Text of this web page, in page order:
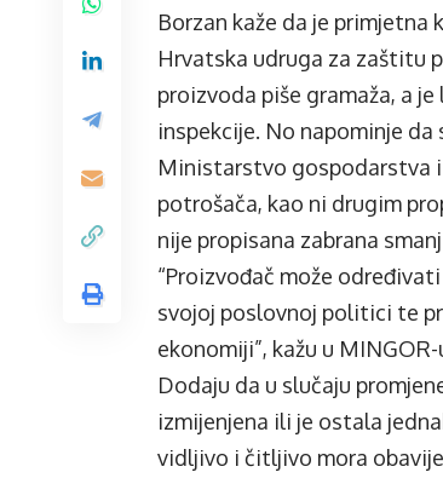
Borzan kaže da je primjetna
Hrvatska udruga za zaštitu
proizvoda piše gramaža, a
inspekcije. No napominje
Ministarstvo gospodarstva i
potrošača, kao ni drugim
nije propisana zabrana
“Proizvođač može
svojoj poslovnoj politici te
ekonomiji”, kažu u MINGOR-
Dodaju da u slučaju
izmijenjena ili je ostala
vidljivo i čitljivo mora